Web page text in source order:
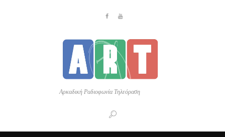
Αρκαδική Ραδιοφωνία Τηλεόραση